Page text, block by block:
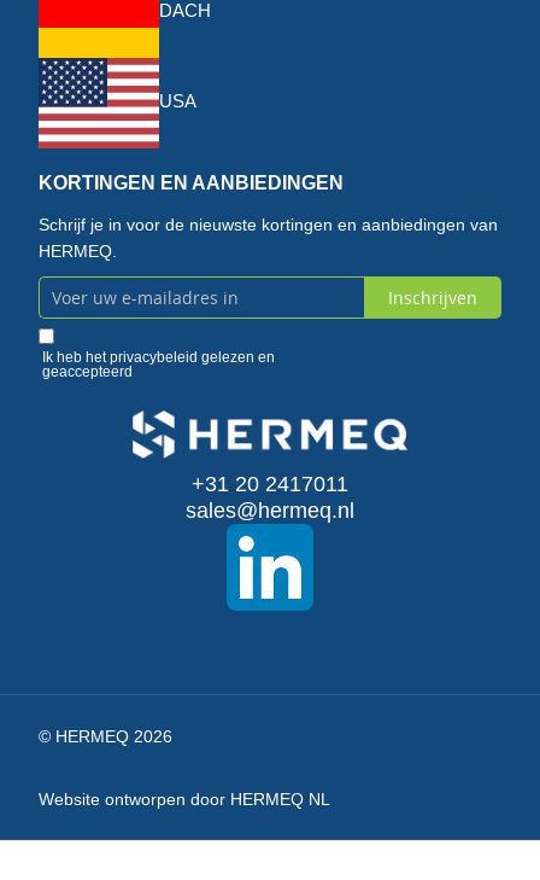
DACH
USA
KORTINGEN EN AANBIEDINGEN
Schrijf je in voor de nieuwste kortingen en aanbiedingen van
HERMEQ.
Abonneer
u
Inschrijven
Ik heb hetprivacybeleid gelezen en
geaccepteerd
+31 20 2417011
sales@hermeq.nl
© HERMEQ 2026
Website ontworpen door HERMEQ NL